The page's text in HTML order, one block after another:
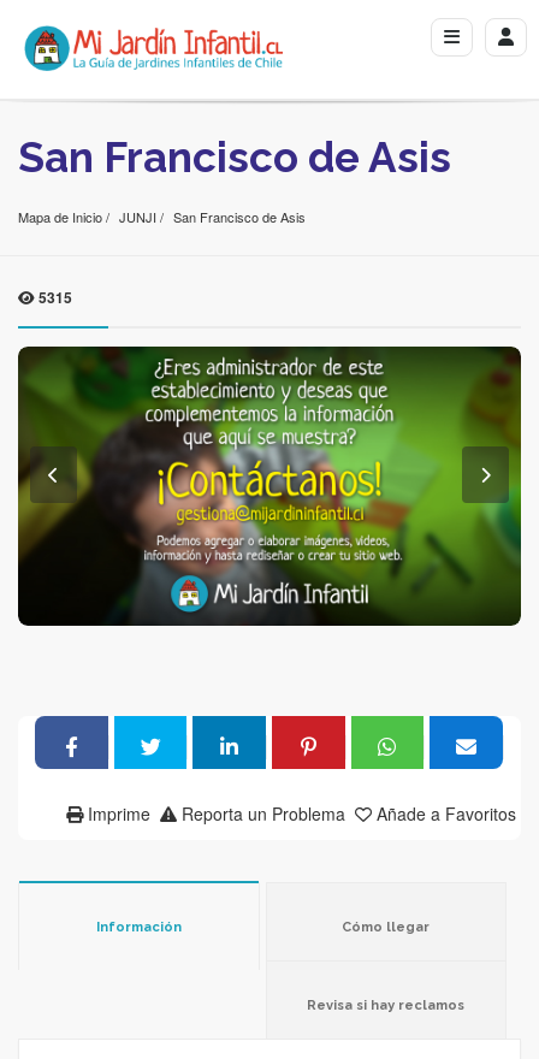
San Francisco de Asis
Mapa de Inicio JUNJI San Francisco de Asis
5315
Añade a Favoritos
Reporta un Problema
Imprime
Información Cómo llegar
Revisa si hay reclamos